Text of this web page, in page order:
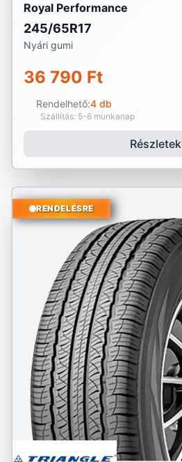
Royal Performance
245/65R17
Nyári gumi
36 790 Ft
Rendelhető:4 db
Szállítás: 5-6 munkanap
Részletek
RENDELÉSRE